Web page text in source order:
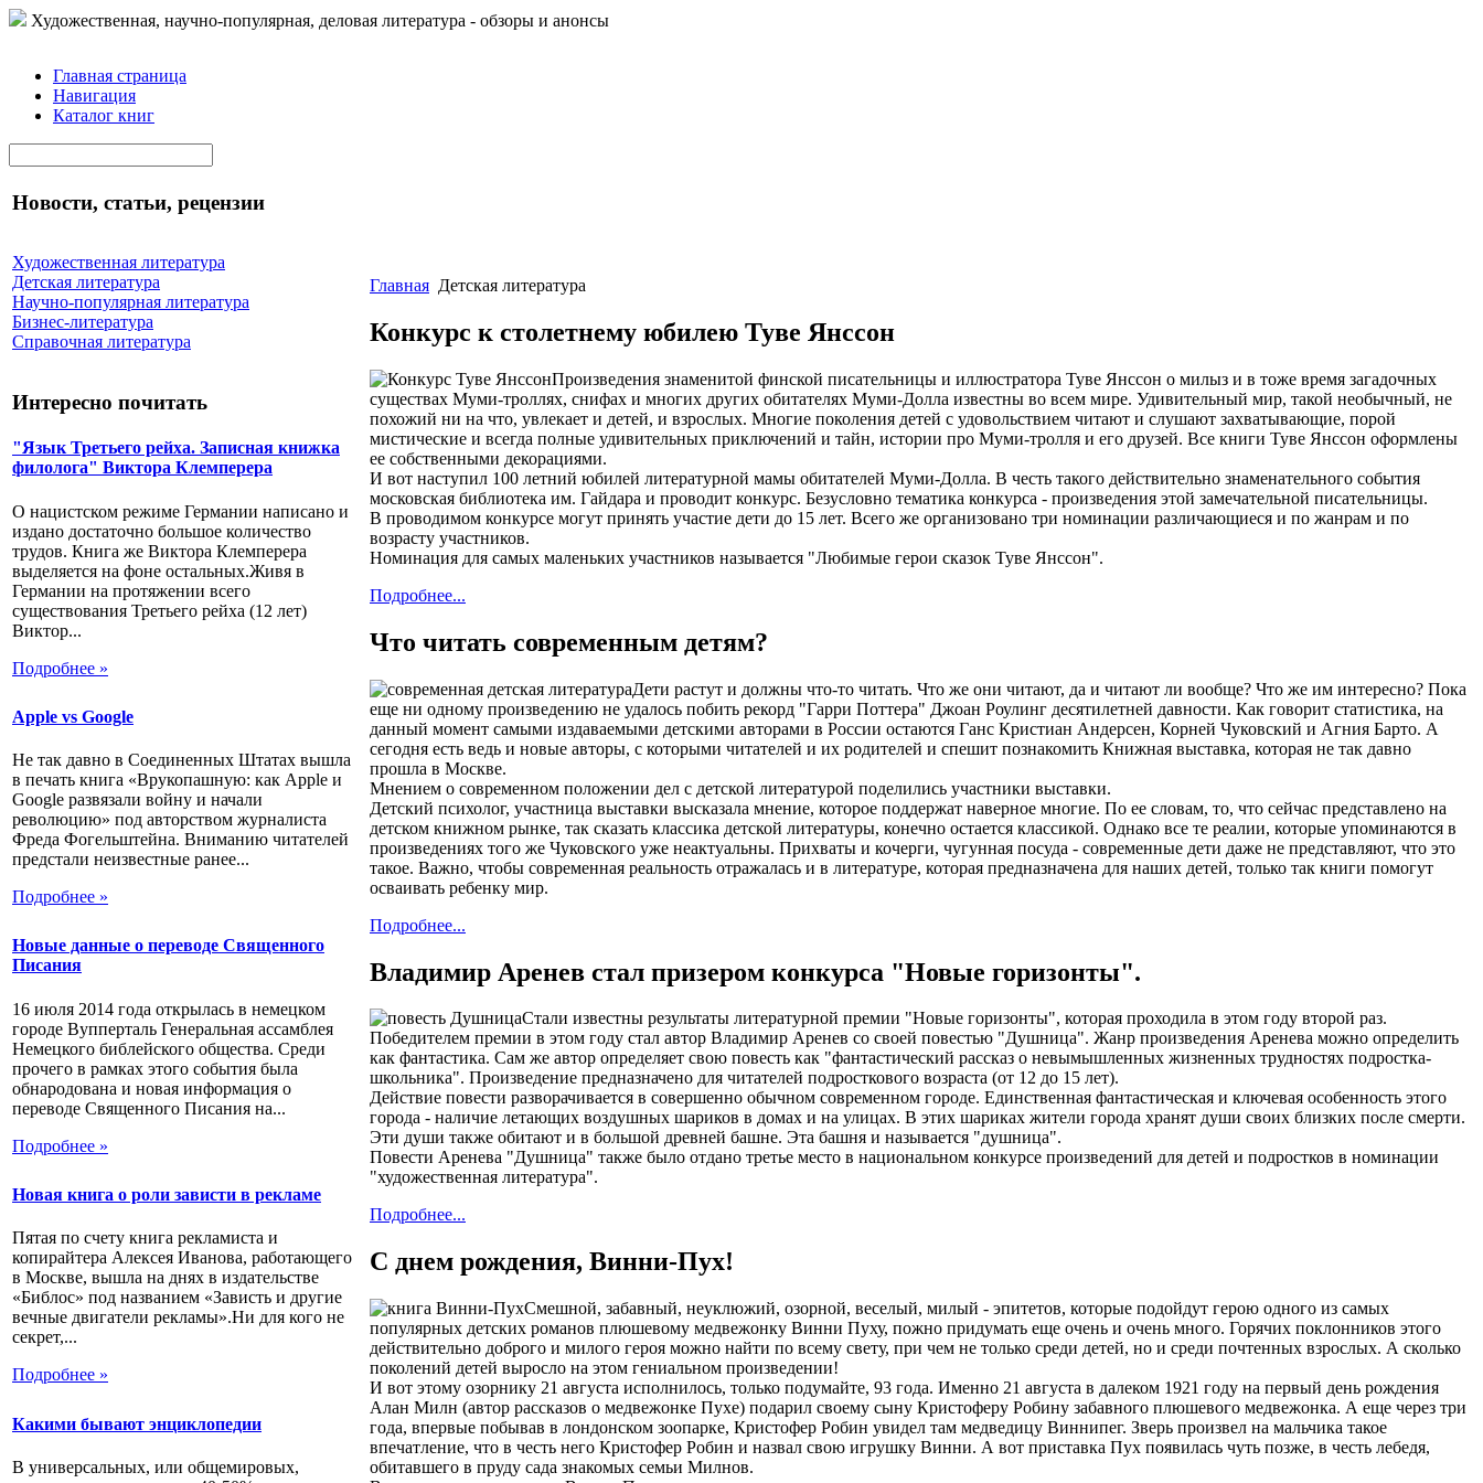
Художественная, научно-популярная, деловая литература - обзоры и анонсы
Главная страница
Навигация
Каталог книг
Новости, статьи, рецензии
Художественная литература
Детская литература
Научно-популярная литература
Бизнес-литература
Справочная литература
Интересно почитать
"Язык Третьего рейха. Записная книжка
филолога" Виктора Клемперера
О нацистском режиме Германии написано и
издано достаточно большое количество
трудов. Книга же Виктора Клемперера
выделяется на фоне остальных.Живя в
Германии на протяжении всего
существования Третьего рейха (12 лет)
Виктор...
Подробнее »
Apple vs Google
Не так давно в Соединенных Штатах вышла
в печать книга «Врукопашную: как Apple и
Google развязали войну и начали
революцию» под авторством журналиста
Фреда Фогельштейна. Вниманию читателей
предстали неизвестные ранее...
Подробнее »
Новые данные о переводе Священного
Писания
16 июля 2014 года открылась в немецком
городе Вупперталь Генеральная ассамблея
Немецкого библейского общества. Среди
прочего в рамках этого события была
обнародована и новая информация о
переводе Священного Писания на...
Подробнее »
Новая книга о роли зависти в рекламе
Пятая по счету книга рекламиста и
копирайтера Алексея Иванова, работающего
в Москве, вышла на днях в издательстве
«Библос» под названием «Зависть и другие
вечные двигатели рекламы».Ни для кого не
секрет,...
Подробнее »
Какими бывают энциклопедии
В универсальных, или общемировых,
Главная Детская литература
Конкурс к столетнему юбилею Туве Янссон
Произведения знаменитой финской писательницы и иллюстратора Туве Янссон о милыз и в тоже время загадочных
существах Муми-троллях, снифах и многих других обитателях Муми-Долла известны во всем мире. Удивительный мир, такой необычный, не
похожий ни на что, увлекает и детей, и взрослых. Многие поколения детей с удовольствием читают и слушают захватывающие, порой
мистические и всегда полные удивительных приключений и тайн, истории про Муми-тролля и его друзей. Все книги Туве Янссон оформлены
ее собственными декорациями.
И вот наступил 100 летний юбилей литературной мамы обитателей Муми-Долла. В честь такого действительно знаменательного события
московская библиотека им. Гайдара и проводит конкурс. Безусловно тематика конкурса - произведения этой замечательной писательницы.
В проводимом конкурсе могут принять участие дети до 15 лет. Всего же организовано три номинации различающиеся и по жанрам и по
возрасту участников.
Номинация для самых маленьких участников называется "Любимые герои сказок Туве Янссон".
Подробнее...
Что читать современным детям?
Дети растут и должны что-то читать. Что же они читают, да и читают ли вообще? Что же им интересно? Пока
еще ни одному произведению не удалось побить рекорд "Гарри Поттера" Джоан Роулинг десятилетней давности. Как говорит статистика, на
данный момент самыми издаваемыми детскими авторами в России остаются Ганс Кристиан Андерсен, Корней Чуковский и Агния Барто. А
сегодня есть ведь и новые авторы, с которыми читателей и их родителей и спешит познакомить Книжная выставка, которая не так давно
прошла в Москве.
Мнением о современном положении дел с детской литературой поделились участники выставки.
Детский психолог, участница выставки высказала мнение, которое поддержат наверное многие. По ее словам, то, что сейчас представлено на
детском книжном рынке, так сказать классика детской литературы, конечно остается классикой. Однако все те реалии, которые упоминаются в
произведениях того же Чуковского уже неактуальны. Прихваты и кочерги, чугунная посуда - современные дети даже не представляют, что это
такое. Важно, чтобы современная реальность отражалась и в литературе, которая предназначена для наших детей, только так книги помогут
осваивать ребенку мир.
Подробнее...
Владимир Аренев стал призером конкурса "Новые горизонты".
Стали известны результаты литературной премии "Новые горизонты", которая проходила в этом году второй раз.
Победителем премии в этом году стал автор Владимир Аренев со своей повестью "Душница". Жанр произведения Аренева можно определить
как фантастика. Сам же автор определяет свою повесть как "фантастический рассказ о невымышленных жизненных трудностях подростка-
школьника". Произведение предназначено для читателей подросткового возраста (от 12 до 15 лет).
Действие повести разворачивается в совершенно обычном современном городе. Единственная фантастическая и ключевая особенность этого
города - наличие летающих воздушных шариков в домах и на улицах. В этих шариках жители города хранят души своих близких после смерти.
Эти души также обитают и в большой древней башне. Эта башня и называется "душница".
Повести Аренева "Душница" также было отдано третье место в национальном конкурсе произведений для детей и подростков в номинации
"художественная литература".
Подробнее...
С днем рождения, Винни-Пух!
Смешной, забавный, неуклюжий, озорной, веселый, милый - эпитетов, которые подойдут герою одного из самых
популярных детских романов плюшевому медвежонку Винни Пуху, пожно придумать еще очень и очень много. Горячих поклонников этого
действительно доброго и милого героя можно найти по всему свету, при чем не только среди детей, но и среди почтенных взрослых. А сколько
поколений детей выросло на этом гениальном произведении!
И вот этому озорнику 21 августа исполнилось, только подумайте, 93 года. Именно 21 августа в далеком 1921 году на первый день рождения
Алан Милн (автор рассказов о медвежонке Пухе) подарил своему сыну Кристоферу Робину забавного плюшевого медвежонка. А еще через три
года, впервые побывав в лондонском зоопарке, Кристофер Робин увидел там медведицу Виннипег. Зверь произвел на мальчика такое
впечатление, что в честь него Кристофер Робин и назвал свою игрушку Винни. А вот приставка Пух появилась чуть позже, в честь лебедя,
обитавшего в пруду сада знакомых семьи Милнов.